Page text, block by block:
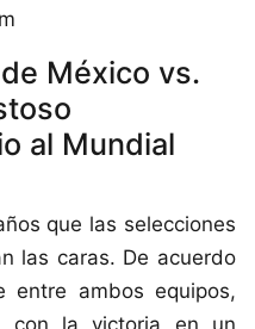
México vs.
al Mundial
que las selecciones
las caras. De acuerdo
entre ambos equipos,